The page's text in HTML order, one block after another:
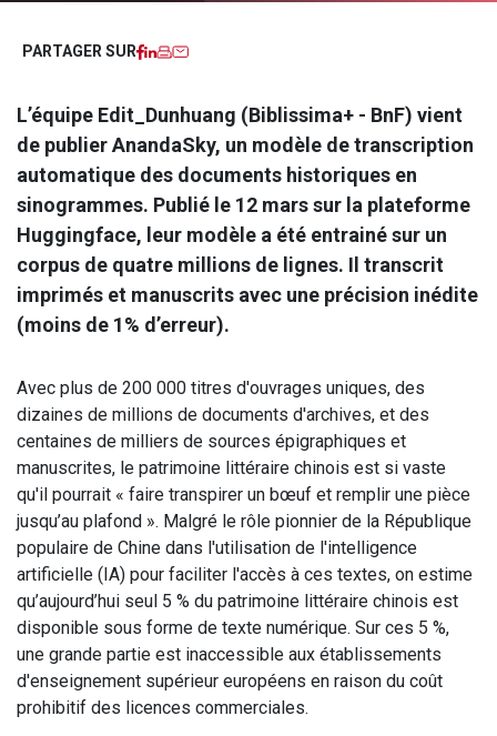
PARTAGER SUR Facebook
LinkedIn
Imprimer
L’équipe Edit_Dunhuang (Biblissima+ - BnF) vient
de publier AnandaSky, un modèle de transcription
automatique des documents historiques en
sinogrammes. Publié le 12 mars sur la plateforme
Huggingface, leur modèle a été entrainé sur un
corpus de quatre millions de lignes. Il transcrit
imprimés et manuscrits avec une précision inédite
(moins de 1% d’erreur).
Avec plus de 200 000 titres d'ouvrages uniques, des
dizaines de millions de documents d'archives, et des
centaines de milliers de sources épigraphiques et
manuscrites, le patrimoine littéraire chinois est si vaste
qu'il pourrait « faire transpirer un bœuf et remplir une pièce
jusqu’au plafond ». Malgré le rôle pionnier de la République
populaire de Chine dans l'utilisation de l'intelligence
artificielle (IA) pour faciliter l'accès à ces textes, on estime
qu’aujourd’hui seul 5 % du patrimoine littéraire chinois est
disponible sous forme de texte numérique. Sur ces 5 %,
une grande partie est inaccessible aux établissements
d'enseignement supérieur européens en raison du coût
prohibitif des licences commerciales.